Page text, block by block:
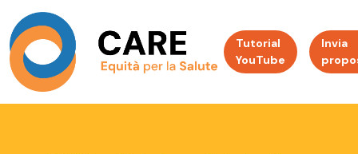
Tutorial
YouTube
Invia